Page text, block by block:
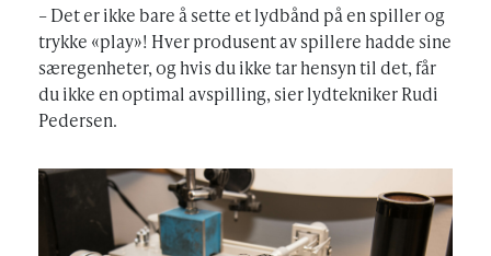
– Det er ikke bare å sette et lydbånd på en spiller og
trykke «play»! Hver produsent av spillere hadde sine
særegenheter, og hvis du ikke tar hensyn til det, får
du ikke en optimal avspilling, sier lydtekniker Rudi
Pedersen.